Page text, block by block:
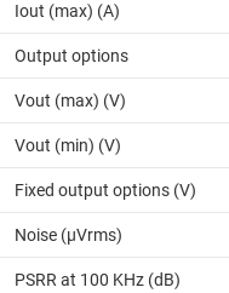
Iout (max) (A)
Output options
Vout (max) (V)
Vout (min) (V)
Fixed output options (V)
Noise (µVrms)
PSRR at 100 KHz (dB)